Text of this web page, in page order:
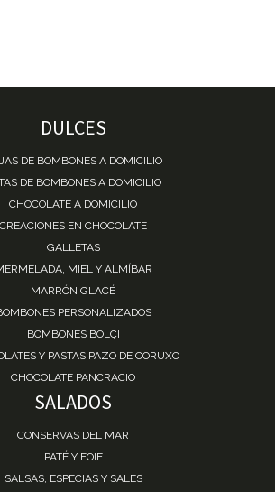
DULCES
DE BOMBONES A DOMICILIO
DE BOMBONES A DOMICILIO
CHOCOLATE A DOMICILIO
CREACIONES EN CHOCOLATE
GALLETAS
MIEL Y ALMÍBAR
MARRÓN GLACÉ
PERSONALIZADOS
BOMBONES BOLÇI
Y PASTAS PAZO DE CORUXO
CHOCOLATE PANCRACIO
SALADOS
CONSERVAS DEL MAR
PATÉ Y FOIE
SALSAS, ESPECIAS Y SALES